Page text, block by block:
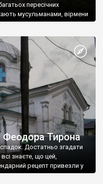
пересічних
мусульманами, вірмени
Феодора Тирона
Достатньо згадати
знаєте, що цей,
рецепт привезли у